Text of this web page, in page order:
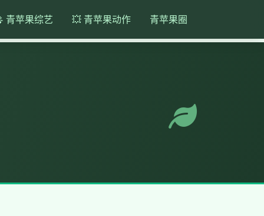
青苹果综艺 💥 青苹果动作 青苹果圈